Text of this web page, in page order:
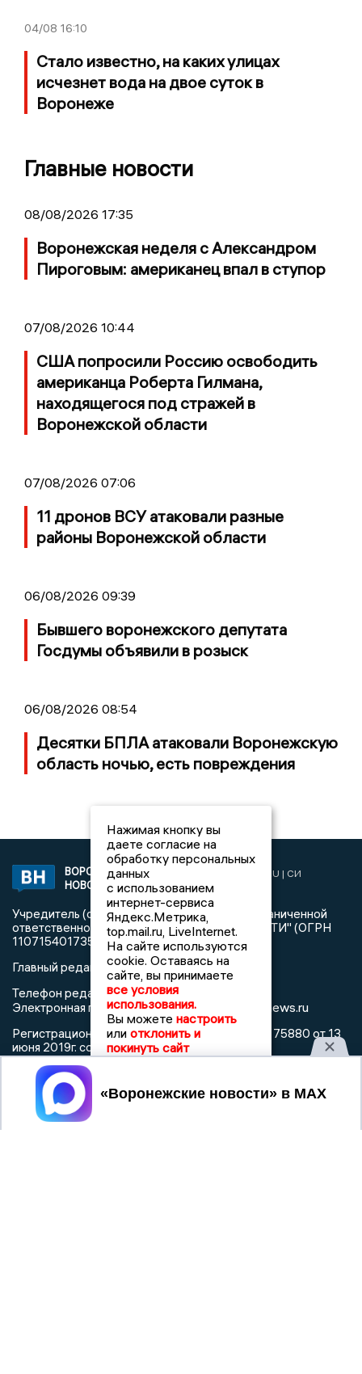
04/08 16:10
Стало известно, на каких улицах
исчезнет вода на двое суток в
Воронеже
Главные новости
08/08/2026 17:35
Воронежская неделя с Александром
Пироговым: американец впал в ступор
07/08/2026 10:44
США попросили Россию освободить
американца Роберта Гилмана,
находящегося под стражей в
Воронежской области
07/08/2026 07:06
11 дронов ВСУ атаковали разные
районы Воронежской области
06/08/2026 09:39
Бывшего воронежского депутата
Госдумы объявили в розыск
06/08/2026 08:54
Десятки БПЛА атаковали Воронежскую
область ночью, есть повреждения
ВОРОНЕЖСКИЕ
НОВОСТИ
2019 © VORONEZHNEWS.RU | СИ
«Воронежские новости»
Учредитель (соучредители): Общество с ограниченной
ответственностью "РЕГИОНАЛЬНЫЕ НОВОСТИ" (ОГРН
1107154017354)
Главный редактор: Пирогов А.А.
Телефон редакции: +7 (473) 262 77 92
Электронная почта редакции:info@voronezhnews.ru
Регистрационный номер: серия Эл № ФС 77 - 75880 от 13
июня 2019г. согласно выписке из реестра
зарегистрированных средств массовой информации
выдана Федеральной службой по надзору в сфере связи,
информационных технологий и массовых коммуникаций
Нажимая кнопку вы
даете согласие на
обработку персональных
данных
с использованием
интернет-сервиса
Яндекс.Метрика,
top.mail.ru, LiveInternet.
На сайте используются
cookie. Оставаясь на
сайте, вы принимаете
все условия
использования.
Вы можете настроить
или отклонить и
покинуть сайт
Принять